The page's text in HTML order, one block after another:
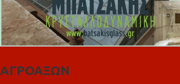
ΑΓΡΟΑΞΩΝ